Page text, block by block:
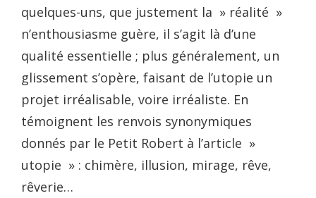
quelques-uns, que justement la » réalité »
n’enthousiasme guère, il s’agit là d’une
qualité essentielle ; plus généralement, un
glissement s’opère, faisant de l’utopie un
projet irréalisable, voire irréaliste. En
témoignent les renvois synonymiques
donnés par le Petit Robert à l’article »
utopie » : chimère, illusion, mirage, rêve,
rêverie…